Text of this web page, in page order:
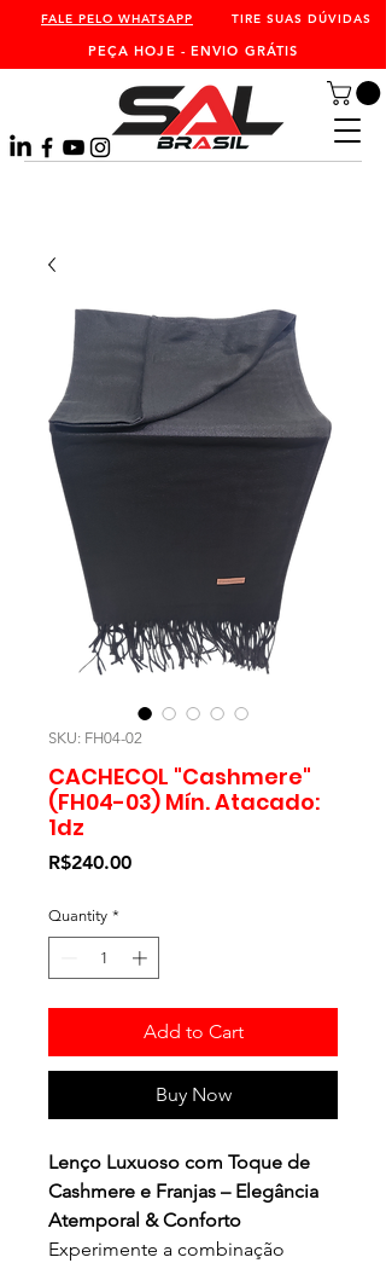
FALE PELO WHATSAPP TIRE SUAS DÚVIDAS
PEÇA HOJE - ENVIO GRÁTIS
SKU: FH04-02
CACHECOL "Cashmere"
(FH04-03) Mín. Atacado:
1dz
R$240.00Price
Quantity *
Add to Cart
Buy Now
Lenço Luxuoso com Toque de
Cashmere e Franjas – Elegância
Atemporal & Conforto
Experimente a combinação